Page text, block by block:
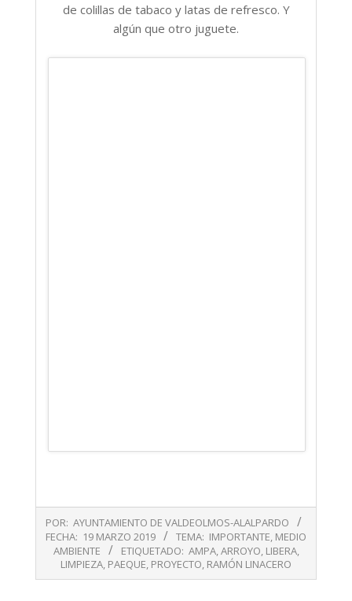
de colillas de tabaco y latas de refresco. Y
algún que otro juguete.
03-
POR: AYUNTAMIENTO DE VALDEOLMOS-ALALPARDO
FECHA: 19 MARZO 2019 TEMA: IMPORTANTE MEDIO
AMBIENTE
ETIQUETADO: AMPA, ARROYO LIBERA,
LIMPIEZA PAEQUE PROYECTO RAMÓN LINACERO